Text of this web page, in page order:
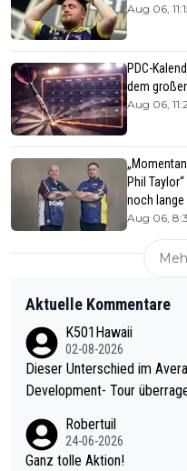
Aug 06,
PDC-
dem
Aug 06,
Phil
noch lange
Aug 06,
Aktuelle Kommentare
K501Hawaii
02-08-2026
Dieser Unterschied im Average ist
Development- Tour
mal 40+ erst recht. Da gewinnst keinen Blumentopf - ist ja noc
h krasser wie ein Pokalspiel eines Kreisligisten vs einem Bund
Robertuil
24-06-2026
Ganz tolle Aktion!